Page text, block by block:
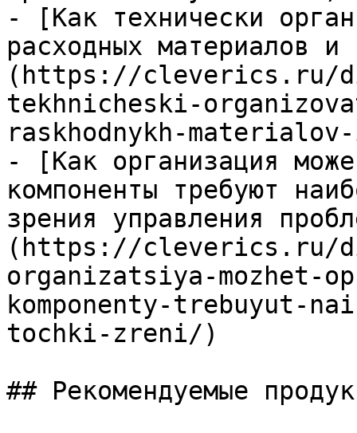
- [Как технически
расходных материалов и
(https://cleverics.ru/
tekhnicheski-
raskhodnykh-
- [Как организация
компоненты требуют
зрения управления
(https://cleverics.ru/
organizatsiya-
komponenty-trebuyut-
tochki-zreni/)
## Рекомендуемые